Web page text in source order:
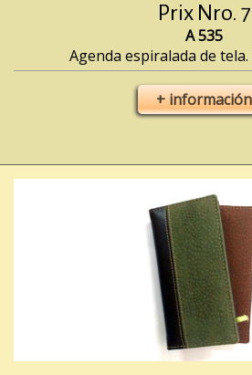
Prix Nro. 7
A 535
Agenda espiralada de
+ información